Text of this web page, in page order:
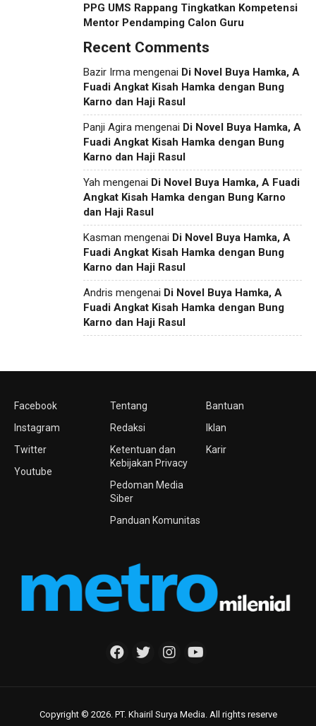
PPG UMS Rappang Tingkatkan Kompetensi
Mentor Pendamping Calon Guru
Recent Comments
Bazir Irma mengenai Di Novel Buya Hamka, A
Fuadi Angkat Kisah Hamka dengan Bung
Karno dan Haji Rasul
Panji Agira mengenai Di Novel Buya Hamka, A
Fuadi Angkat Kisah Hamka dengan Bung
Karno dan Haji Rasul
Yah mengenai Di Novel Buya Hamka, A Fuadi
Angkat Kisah Hamka dengan Bung Karno
dan Haji Rasul
Kasman mengenai Di Novel Buya Hamka, A
Fuadi Angkat Kisah Hamka dengan Bung
Karno dan Haji Rasul
Andris mengenai Di Novel Buya Hamka, A
Fuadi Angkat Kisah Hamka dengan Bung
Karno dan Haji Rasul
Facebook
Instagram
Twitter
Youtube
Tentang
Redaksi
Ketentuan dan
Kebijakan Privacy
Pedoman Media
Siber
Panduan Komunitas
Bantuan
Iklan
Karir
Copyright © 2026. PT. Khairil Surya Media. All rights reserve